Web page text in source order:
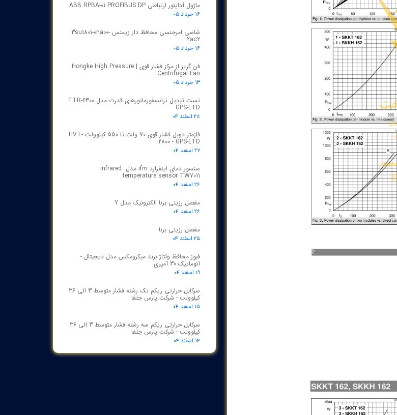
ماژول آداپتور ارتباطی ABB RPBA-01 PROFIBUS DP
۱۶ خرداد ۰۵
شاسی امرجنسی محافظ دار زیمنس 3su1801-0na00-
2ac2
۱۶ خرداد ۰۵
فن گریز از مرکز فشار قوی | Hongke High Pressure
Centrifugal Fan
۱۳ خرداد ۰۵
تست تبدیل ترانسفورماتورهای قدرت مدل TTR‑6300
GPS‑LTD
۲۸ اسفند ۰۴
فازمتر دوبل فشار قوی 70 ولت تا 550 کیلوولت HVT-
2800 - GPS-LTD
۲۷ اسفند ۰۴
سنسور دمای اینفرارد ifm مدل Infrared
temperature sensor TW7011
۲۶ اسفند ۰۴
مفصل رزینی برنا الکترونیک مدل Y
۲۶ اسفند ۰۴
مفصل رزینی برنا
۲۵ اسفند ۰۴
فیوز محافظ ولتاژ برند میکرومکس مدل دیجیتال -
اتوماتیک 30 آمپری
۱۹ اسفند ۰۴
سرکابل حرارتی ریکم تک رشته فشار متوسط 3 الی 36
کیلوولت - شرکت پارس جلفا
۱۵ اسفند ۰۴
سرکابل حرارتی ریکم سه رشته فشار متوسط 3 الی 36
کیلوولت - شرکت پارس جلفا
۱۴ اسفند ۰۴